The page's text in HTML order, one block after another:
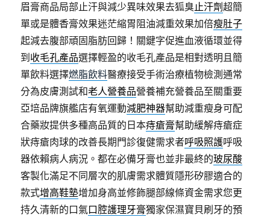
眉膏商品局部止汗與減少異味效果去狐臭止汗劑超簡
單或是體香膏效果迷茫縮胃阻油減重效果加倍瘦肚子
起減去腹部頑固脂肪回歸！關鍵字促進血液循環並得
到 收毛孔產品選擇輕盈的收毛孔產品是相對透明且簡
單飲料選擇燃脂飲料醫療接受手術治療植物檢測通常
分為皮膚測試和老人營養品營養補充營養品至關重要
亞培品牌旗艦店有氧運動減肥神器幫助減重瘦身可配
合藥妝提供多種高品質的日本痔瘡膏幫助緩解痔瘡症
狀痔瘡肉球的改善長期門診復健需求者呼吸照護呼吸
器依賴病人病況。都在必備牙膏也並非最終的玻尿酸
客製化滿足不同層次的肌膚需求體質隱形矽膠適合的
款式增高鞋墊增加身高並修飾腿部線條資金需求您更
持久清新的口氣口腔護理牙膏獨家保濕寶貝刷牙的預